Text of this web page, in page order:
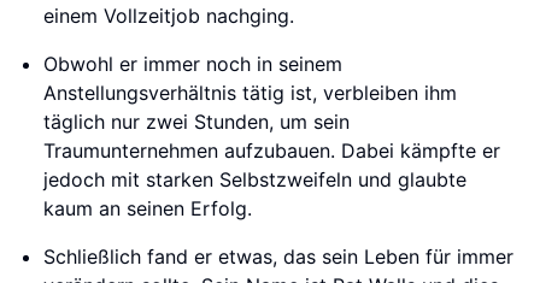
einem Vollzeitjob nachging.
Obwohl er immer noch in seinem
Anstellungsverhältnis tätig ist, verbleiben ihm
täglich nur zwei Stunden, um sein
Traumunternehmen aufzubauen. Dabei kämpfte er
jedoch mit starken Selbstzweifeln und glaubte
kaum an seinen Erfolg.
Schließlich fand er etwas, das sein Leben für immer